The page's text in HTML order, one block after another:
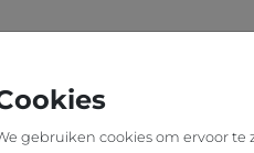
gebruiken cookies om ervoor te